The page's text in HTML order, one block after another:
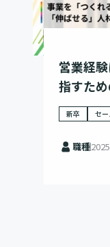
営業経
指すた
新卒 セー
職種